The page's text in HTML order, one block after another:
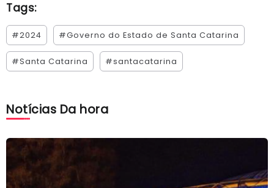
Tags:
#2024 #Governo do Estado de Santa Catarina
#Santa Catarina #santacatarina
Notícias Da hora